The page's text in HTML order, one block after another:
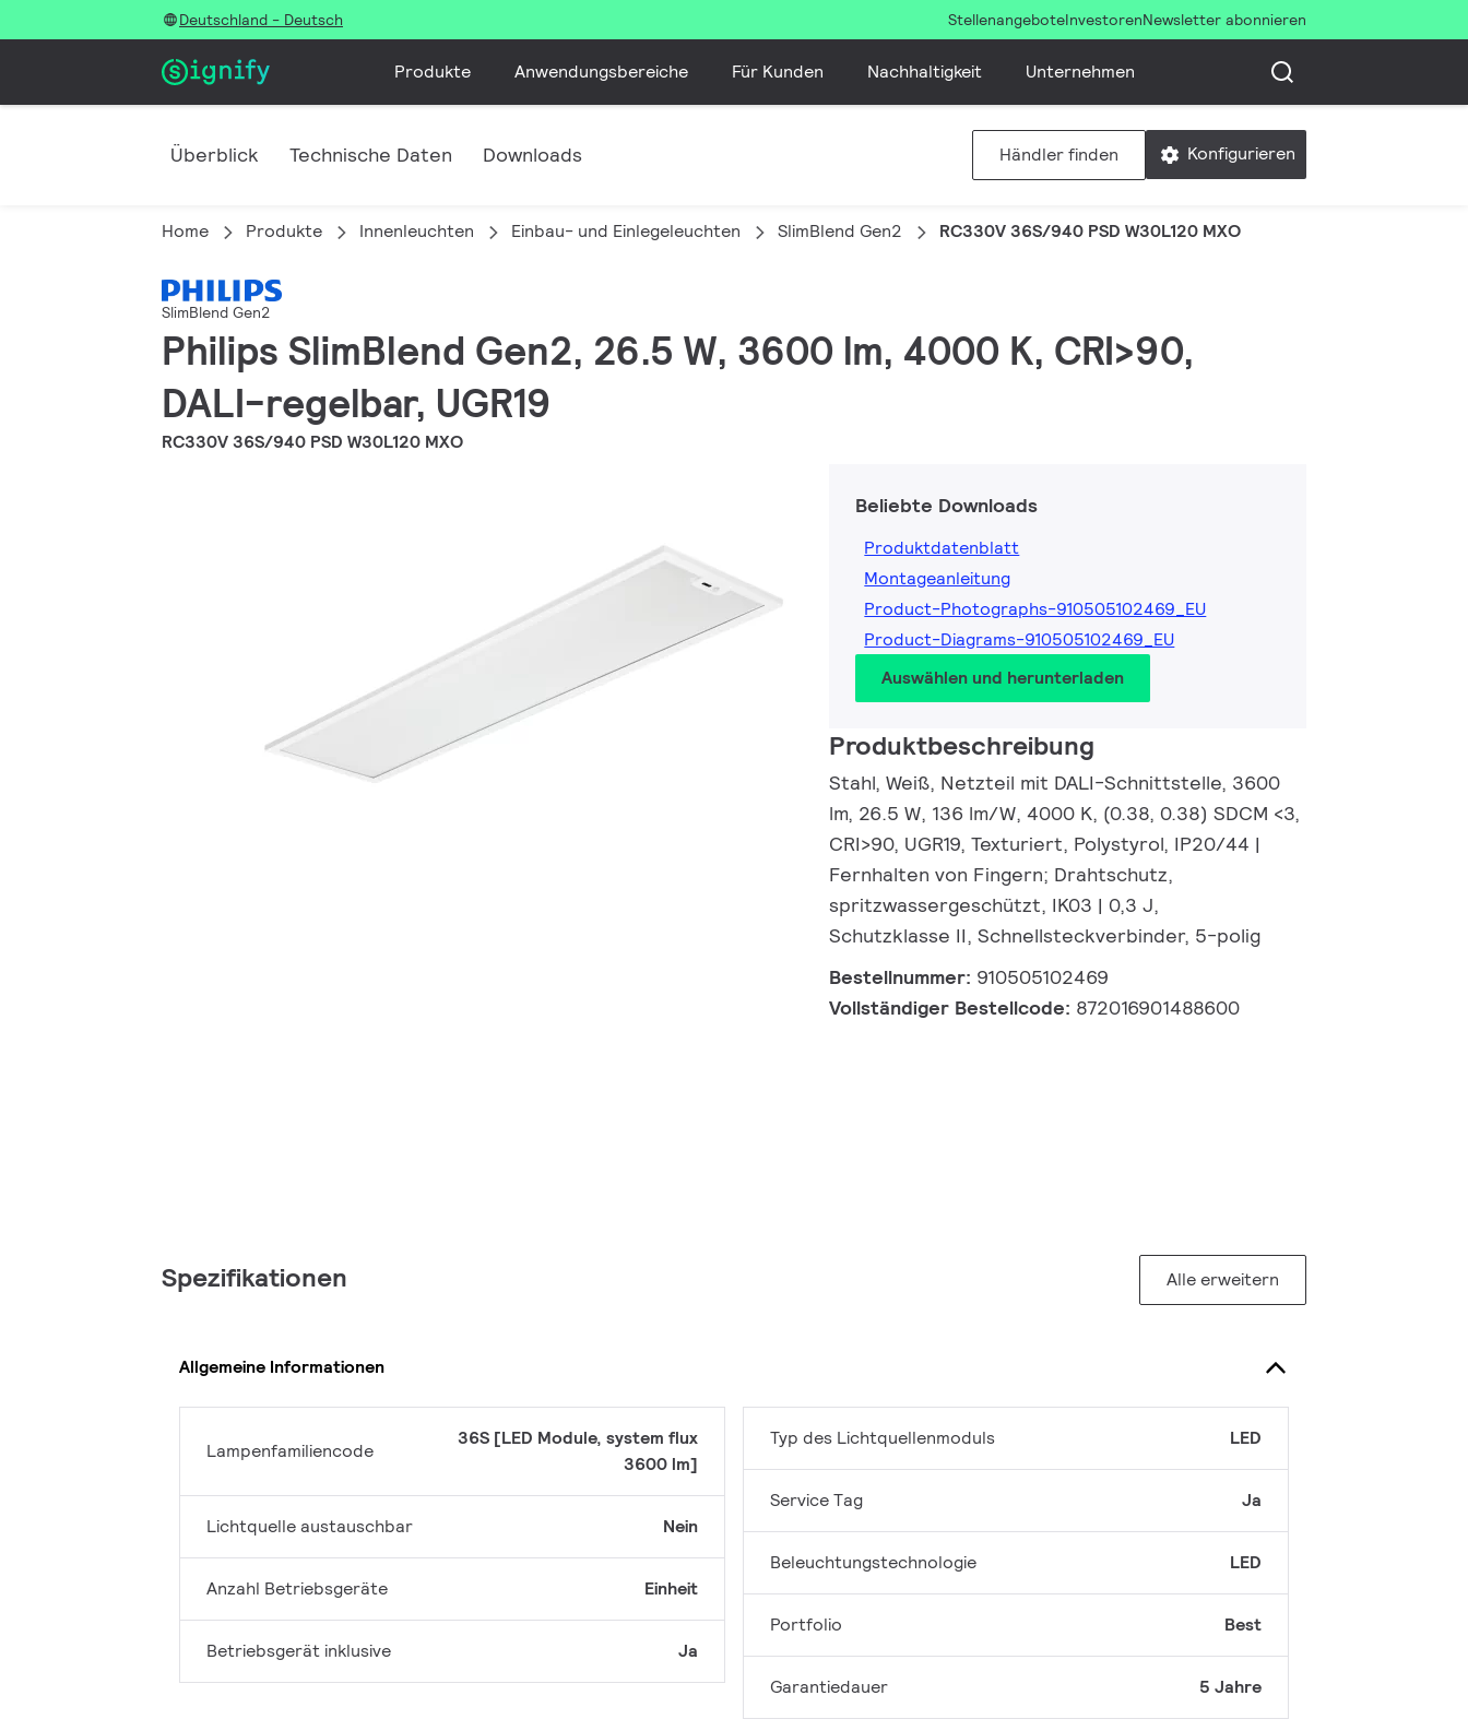
Deutschland - Deutsch StellenangeboteInvestorenNewsletter abonnieren
Produkte Anwendungsbereiche Für Kunden Nachhaltigkeit Unternehmen
Überblick Technische Daten Downloads Händler finden Konfigurieren
Home Produkte Innenleuchten Einbau- und Einlegeleuchten SlimBlend Gen2 RC330V 36S/940 PSD W30L120 MXO
SlimBlend Gen2
Philips SlimBlend Gen2, 26.5 W, 3600 lm, 4000 K, CRI>90,
DALI-regelbar, UGR19
RC330V 36S/940 PSD W30L120 MXO
Beliebte Downloads
Produktdatenblatt
Montageanleitung
Product-Photographs-910505102469_EU
Product-Diagrams-910505102469_EU
Auswählen und herunterladen
Produktbeschreibung
Stahl, Weiß, Netzteil mit DALI-Schnittstelle, 3600
lm, 26.5 W, 136 lm/W, 4000 K, (0.38, 0.38) SDCM <3,
CRI>90, UGR19, Texturiert, Polystyrol, IP20/44 |
Fernhalten von Fingern; Drahtschutz,
spritzwassergeschützt, IK03 | 0,3 J,
Schutzklasse II, Schnellsteckverbinder, 5-polig
Bestellnummer: 910505102469
Vollständiger Bestellcode: 872016901488600
Spezifikationen Alle erweitern
Allgemeine Informationen
Lampenfamiliencode
36S [LED Module, system flux
3600 lm]
Lichtquelle austauschbar Nein
Anzahl Betriebsgeräte Einheit
Betriebsgerät inklusive Ja
Typ des Lichtquellenmoduls LED
Service Tag Ja
Beleuchtungstechnologie LED
Portfolio Best
Garantiedauer 5 Jahre